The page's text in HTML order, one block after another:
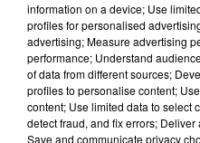
1er juillet 2026 - 4 min
information on a device; Use
profiles for personalised
advertising; Measure advertising
performance; Understand
of data from different sources;
profiles to personalise content;
content; Use limited data to select
detect fraud, and fix errors;
Save and communicate privacy